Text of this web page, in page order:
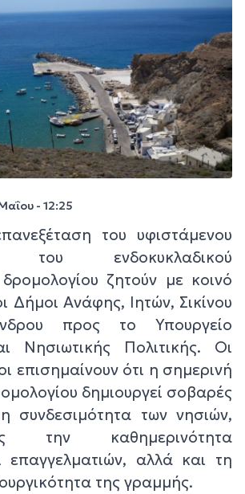
- 12:25
του υφιστάμενου
του ενδοκυκλαδικού
ζητούν με κοινό
Δήμοι Ανάφης, Ιητών, Σικίνου
προς το Υπουργείο
Νησιωτικής Πολιτικής. Οι
επισημαίνουν ότι η σημερινή
δημιουργεί σοβαρές
συνδεσιμότητα των νησιών,
την καθημερινότητα
επαγγελματιών, αλλά και τη
της γραμμής.